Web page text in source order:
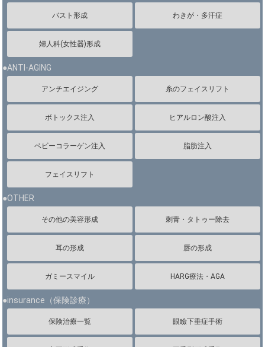
バスト形成 わきが・多汗症
婦人科(女性器)形成
●ANTI-AGING
アンチエイジング 糸のフェイスリフト
ボトックス注入 ヒアルロン酸注入
ベビーコラーゲン注入 脂肪注入
フェイスリフト
●OTHER
その他の美容形成 刺青・タトゥー除去
耳の形成 唇の形成
ガミースマイル HARG療法・AGA
●insurance（保険診療）
保険治療一覧 眼瞼下垂症手術